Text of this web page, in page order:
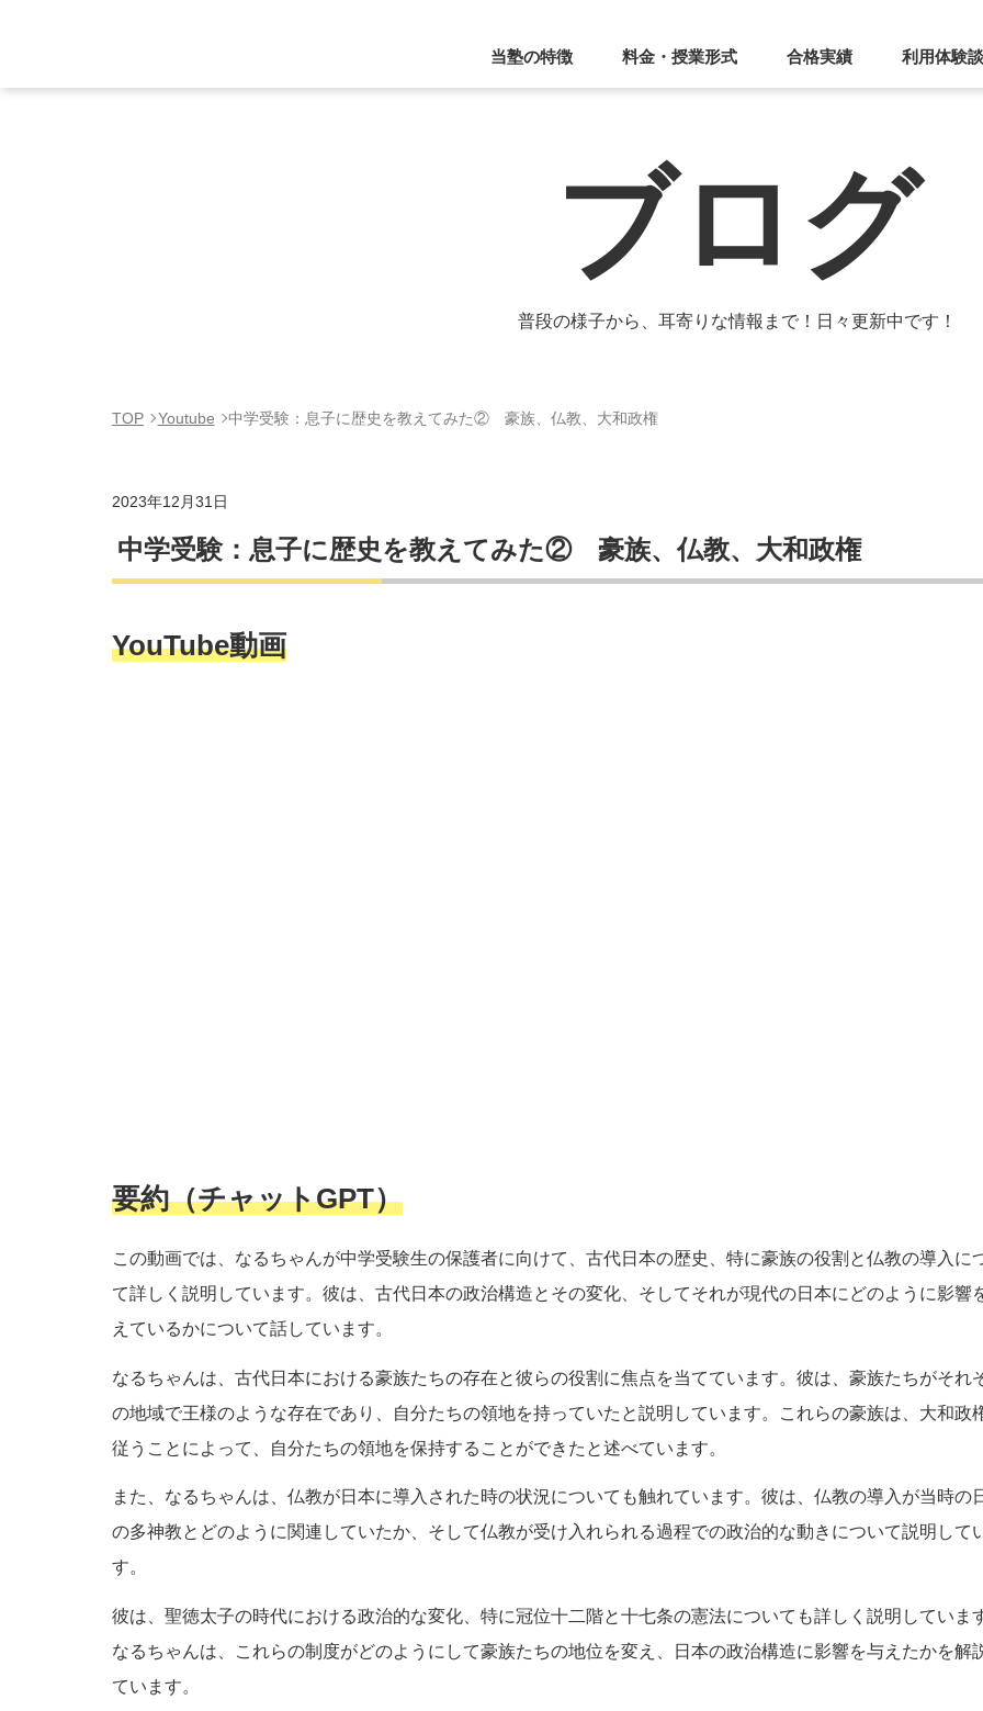
当塾の特徴 料金・授業形式 合格実績 利用体験談
ブログ
普段の様子から、耳寄りな情報まで！日々更新中です！
TOP Youtube 中学受験：息子に歴史を教えてみた② 豪族、仏教、大和政権
2023年12月31日
中学受験：息子に歴史を教えてみた② 豪族、仏教、大和政権
YouTube動画
要約（チャットGPT）
この動画では、なるちゃんが中学受験生の保護者に向けて、古代日本の歴史、特に豪族の役割と仏教の導入に
て詳しく説明しています。彼は、古代日本の政治構造とその変化、そしてそれが現代の日本にどのように影響
えているかについて話しています。
なるちゃんは、古代日本における豪族たちの存在と彼らの役割に焦点を当てています。彼は、豪族たちがそれ
の地域で王様のような存在であり、自分たちの領地を持っていたと説明しています。これらの豪族は、大和政
従うことによって、自分たちの領地を保持することができたと述べています。
また、なるちゃんは、仏教が日本に導入された時の状況についても触れています。彼は、仏教の導入が当時の
の多神教とどのように関連していたか、そして仏教が受け入れられる過程での政治的な動きについて説明して
す。
彼は、聖徳太子の時代における政治的な変化、特に冠位十二階と十七条の憲法についても詳しく説明していま
なるちゃんは、これらの制度がどのようにして豪族たちの地位を変え、日本の政治構造に影響を与えたかを解
ています。